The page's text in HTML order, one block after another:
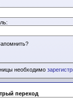
необходимо
переход